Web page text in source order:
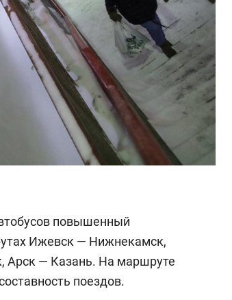
повышенный
Ижевск — Нижнекамск,
Арск — Казань. На маршруте
поездов.